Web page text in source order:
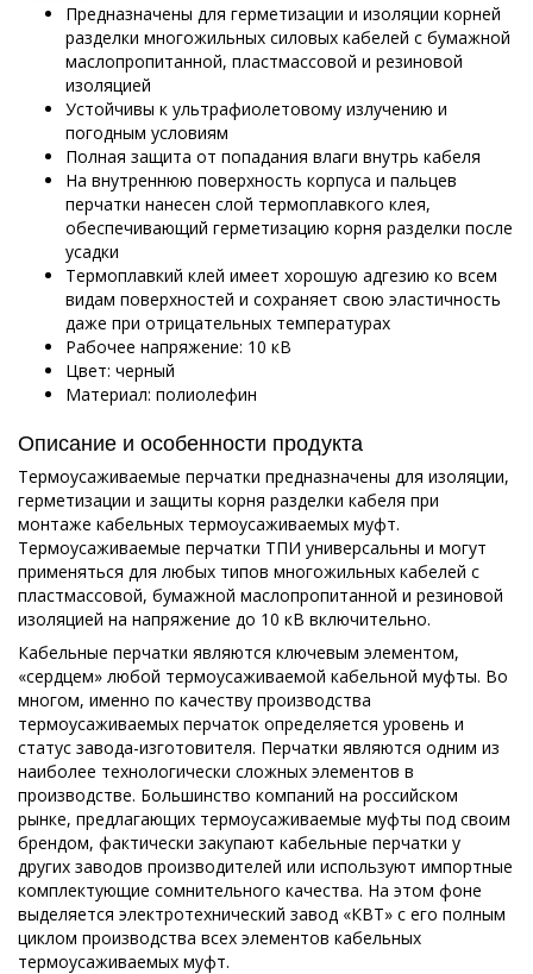
Предназначены для герметизации и изоляции корней
разделки многожильных силовых кабелей с бумажной
маслопропитанной, пластмассовой и резиновой
изоляцией
Устойчивы к ультрафиолетовому излучению и
погодным условиям
Полная защита от попадания влаги внутрь кабеля
На внутреннюю поверхность корпуса и пальцев
перчатки нанесен слой термоплавкого клея,
обеспечивающий герметизацию корня разделки после
усадки
Термоплавкий клей имеет хорошую адгезию ко всем
видам поверхностей и сохраняет свою эластичность
даже при отрицательных температурах
Рабочее напряжение: 10 кВ
Цвет: черный
Материал: полиолефин
Описание и особенности продукта
Термоусаживаемые перчатки предназначены для изоляции,
герметизации и защиты корня разделки кабеля при
монтаже кабельных термоусаживаемых муфт.
Термоусаживаемые перчатки ТПИ универсальны и могут
применяться для любых типов многожильных кабелей с
пластмассовой, бумажной маслопропитанной и резиновой
изоляцией на напряжение до 10 кВ включительно.
Кабельные перчатки являются ключевым элементом,
«сердцем» любой термоусаживаемой кабельной муфты. Во
многом, именно по качеству производства
термоусаживаемых перчаток определяется уровень и
статус завода-изготовителя. Перчатки являются одним из
наиболее технологически сложных элементов в
производстве. Большинство компаний на российском
рынке, предлагающих термоусаживаемые муфты под своим
брендом, фактически закупают кабельные перчатки у
других заводов производителей или используют импортные
комплектующие сомнительного качества. На этом фоне
выделяется электротехнический завод «КВТ» с его полным
циклом производства всех элементов кабельных
термоусаживаемых муфт.